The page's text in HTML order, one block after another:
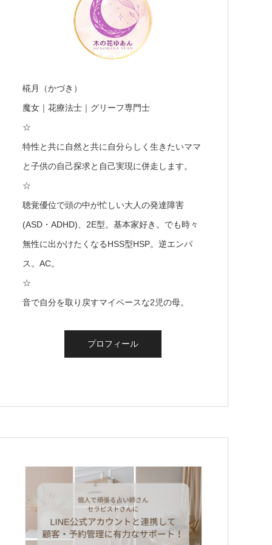
椛月（かづき）
魔女｜花療法士｜グリーフ専門士
☆
特性と共に自然と共に自分らしく生きたいママ
と子供の自己探求と自己実現に併走します。
☆
聴覚優位で頭の中が忙しい大人の発達障害
(ASD・ADHD)、2E型。基本家好き。でも時々
無性に出かけたくなるHSS型HSP。逆エンパ
ス。AC。
☆
音で自分を取り戻すマイペースな2児の母。
プロフィール